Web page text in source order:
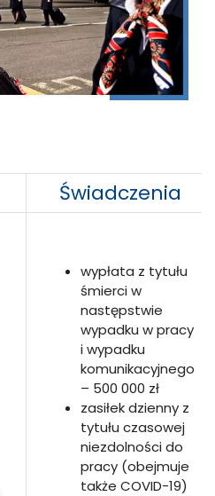
Świadczenia
wypłata z tytułu
śmierci w
następstwie
wypadku w pracy
i wypadku
komunikacyjnego
– 500 000 zł
zasiłek dzienny z
tytułu czasowej
niezdolności do
pracy (obejmuje
także COVID-19)